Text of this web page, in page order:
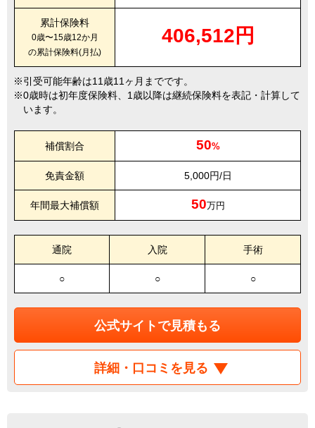
累計保険料
0歳〜15歳12か月
の累計保険料(月払)
406,512円
引受可能年齢は11歳11ヶ月までです。
0歳時は初年度保険料、1歳以降は継続保険料を表記・計算して
います。
補償割合 50%
免責金額 5,000円/日
年間最大補償額 50万円
通院 入院 手術
○ ○ ○
公式サイトで見積もる
詳細・口コミを見る